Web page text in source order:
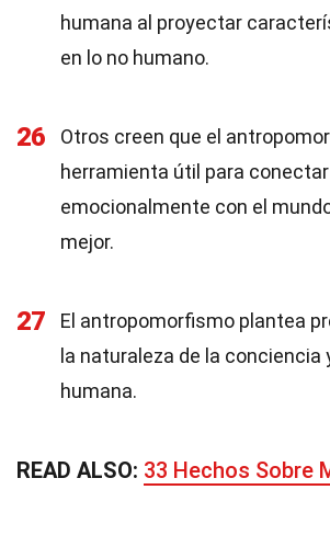
humana al proyectar
en lo no humano.
26
Otros creen que el
herramienta útil para conectar
emocionalmente con el
mejor.
27
El antropomorfismo plantea
la naturaleza de la conciencia
humana.
READ ALSO: 33 Hechos Sobre